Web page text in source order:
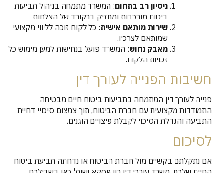
ניסיון רב בתחום: המשרד מתמחה בניהול תביעות
ביטוח מורכבות ומחזיק ברקורד של הצלחות.
שירות מותאם אישית: כל לקוח זוכה לליווי מקצועי
שמותאם לצרכיו.
מאבק נחוש: המשרד פועל בנחישות למען מימוש כל
זכויות הלקוח.
חשיבות הפנייה לעורך דין
פנייה לעורך דין המתמחה בתביעות ביטוח חיים מבטיחה
התמודדות מקצועית עם חברת הביטוח, תוך צמצום סיכויי דחיית
התביעה והגדלת הסיכוי לקבלת פיצויים הוגנים.
לסיכום
אם נתקלתם בקשיים מול חברת הביטוח או נדחתה תביעת ביטוח